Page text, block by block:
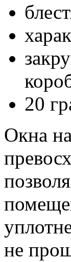
20
Окна
не